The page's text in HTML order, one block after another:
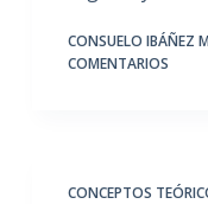
CONSUELO IBÁÑEZ
COMENTARIOS
CONCEPTOS